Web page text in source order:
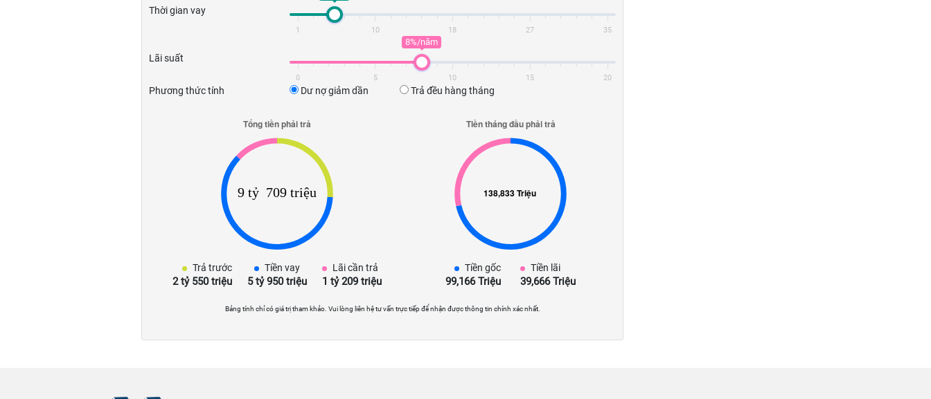
Thời gian vay
1 10 18 27 35
Lãi suất
8%/năm
0 5 10 15 20
Phương thức tính Dư nợ giảm dần Trả đều hàng tháng
Trả trước
2 tỷ 550 triệu
Tiền vay
5 tỷ 950 triệu
Lãi cần trả
1 tỷ 209 triệu
Tiền gốc
99,166 Triệu
Tiền lãi
39,666 Triệu
Bảng tính chỉ có giá trị tham khảo. Vui lòng liên hệ tư vấn trực tiếp để nhận được thông tin chính xác nhất.